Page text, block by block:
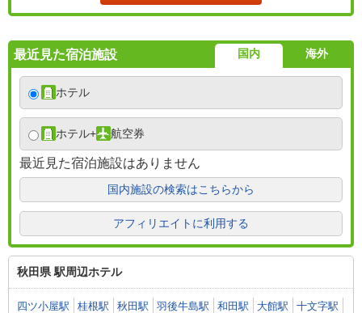
最近見た宿泊施設 国内 海外
ホテル
ホテル+ 航空券
最近見た宿泊施設はありません
国内施設の検索はこちらから
アフィリエイトに利用する
秋田県 駅周辺ホテル
四ツ小屋駅 桂根駅 秋田駅 羽後牛島駅 和田駅 大館駅 十文字駅